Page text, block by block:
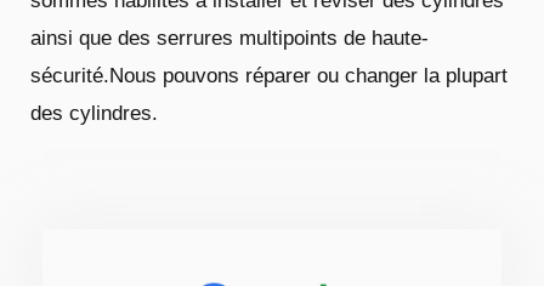
ainsi que des serrures multipoints de haute-
sécurité.Nous pouvons réparer ou changer la plupart
des cylindres.